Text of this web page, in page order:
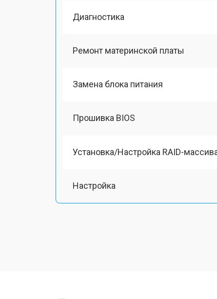
Диагностика
Ремонт материнской платы
Замена блока питания
Прошивка BIOS
Установка/Настройка RAID-
Настройка